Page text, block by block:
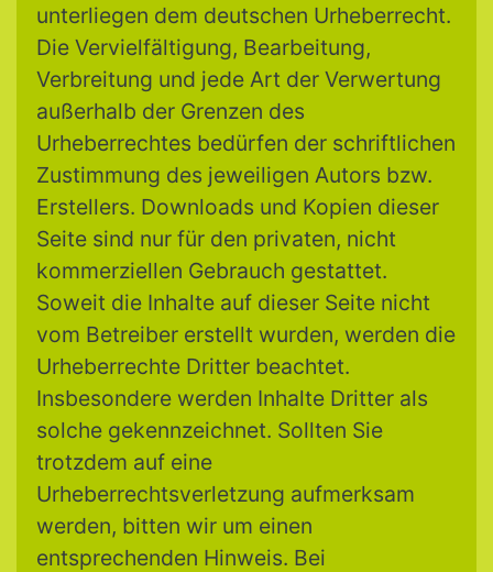
unterliegen dem deutschen Urheberrecht.
Die Vervielfältigung, Bearbeitung,
Verbreitung und jede Art der Verwertung
außerhalb der Grenzen des
Urheberrechtes bedürfen der schriftlichen
Zustimmung des jeweiligen Autors bzw.
Erstellers. Downloads und Kopien dieser
Seite sind nur für den privaten, nicht
kommerziellen Gebrauch gestattet.
Soweit die Inhalte auf dieser Seite nicht
vom Betreiber erstellt wurden, werden die
Urheberrechte Dritter beachtet.
Insbesondere werden Inhalte Dritter als
solche gekennzeichnet. Sollten Sie
trotzdem auf eine
Urheberrechtsverletzung aufmerksam
werden, bitten wir um einen
entsprechenden Hinweis. Bei